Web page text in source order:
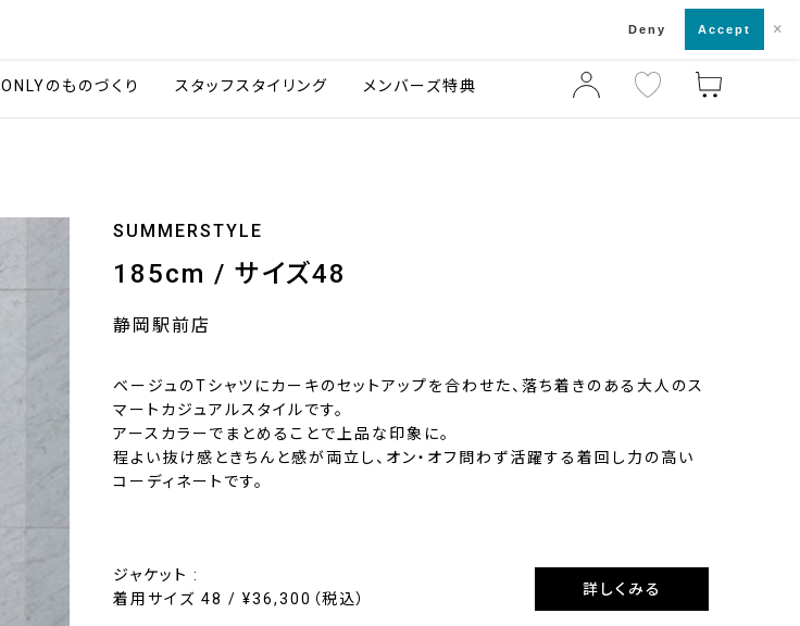
店舗一覧・来店予約
ONLYのものづくり スタッフスタイリング メンバーズ特典
SUMMERSTYLE
185cm / サイズ48
静岡駅前店
ベージュのTシャツにカーキのセットアップを合わせた、落ち着きのある大人のス
マートカジュアルスタイルです。
アースカラーでまとめることで上品な印象に。
程よい抜け感ときちんと感が両立し、オン・オフ問わず活躍する着回し力の高い
コーディネートです。
ジャケット :
着用サイズ 48 / ¥36,300（税込）
詳しくみる
Deny Accept ×